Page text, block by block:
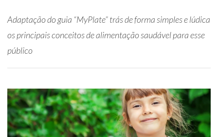
Adaptação do guia “MyPlate” trás de forma simples e lúdica
os principais conceitos de alimentação saudável para esse
público